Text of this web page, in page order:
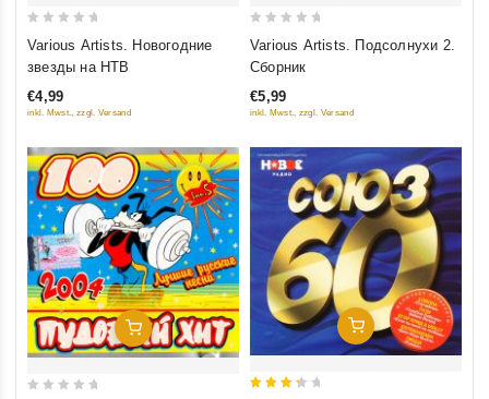
5
Various Artists. Новогодние
звезды на НТВ
€4,99
inkl. Mwst., zzgl. Versand
5
Various Artists. Подсолнухи 2.
Сборник
€5,99
inkl. Mwst., zzgl. Versand
Добавить В Корзину Добавить В Корзину